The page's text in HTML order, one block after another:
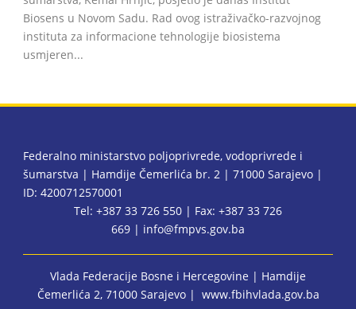
Biosens u Novom Sadu. Rad ovog istraživačko-razvojnog
instituta za informacione tehnologije biosistema
usmjeren...
Federalno ministarstvo poljoprivrede, vodoprivrede i
šumarstva | Hamdije Čemerlića br. 2 | 71000 Sarajevo |
ID: 4200712570001
Tel: +387 33 726 550 | Fax: +387 33 726
669 | info@fmpvs.gov.ba
Vlada Federacije Bosne i Hercegovine | Hamdije
Čemerlića 2, 71000 Sarajevo | www.fbihvlada.gov.ba